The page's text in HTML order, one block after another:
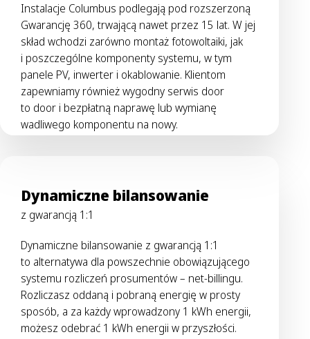
Instalacje Columbus podlegają pod rozszerzoną
Gwarancję 360, trwającą nawet przez 15 lat. W jej
skład wchodzi zarówno montaż fotowoltaiki, jak
i poszczególne komponenty systemu, w tym
panele PV, inwerter i okablowanie. Klientom
zapewniamy również wygodny serwis door
to door i bezpłatną naprawę lub wymianę
wadliwego komponentu na nowy.
Dynamiczne bilansowanie
z gwarancją 1:1
Dynamiczne bilansowanie z gwarancją 1:1
to alternatywa dla powszechnie obowiązującego
systemu rozliczeń prosumentów – net-billingu.
Rozliczasz oddaną i pobraną energię w prosty
sposób, a za każdy wprowadzony 1 kWh energii,
możesz odebrać 1 kWh energii w przyszłości.